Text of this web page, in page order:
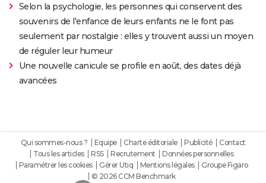
Selon la psychologie, les personnes qui conservent des
souvenirs de l'enfance de leurs enfants ne le font pas
seulement par nostalgie : elles y trouvent aussi un moyen
de réguler leur humeur
Une nouvelle canicule se profile en août, des dates déjà
avancées
Qui sommes-nous ? Equipe Charte éditoriale Publicité
Contact
Tous les articles
RSS Recrutement
Données personnelles
Paramétrer les cookies
Gérer Utiq Mentions légales
Groupe Figaro
© 2026 CCM Benchmark